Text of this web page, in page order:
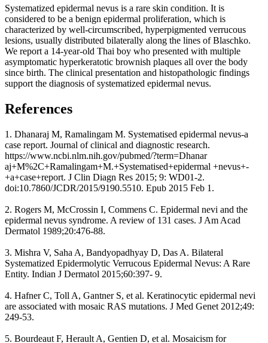
Systematized epidermal nevus is a rare skin condition. It is
considered to be a benign epidermal proliferation, which is
characterized by well-circumscribed, hyperpigmented verrucous
lesions, usually distributed bilaterally along the lines of Blaschko.
We report a 14-year-old Thai boy who presented with multiple
asymptomatic hyperkeratotic brownish plaques all over the body
since birth. The clinical presentation and histopathologic findings
support the diagnosis of systematized epidermal nevus.
References
1. Dhanaraj M, Ramalingam M. Systematised epidermal nevus-a
case report. Journal of clinical and diagnostic research.
https://www.ncbi.nlm.nih.gov/pubmed/?term=Dhanar
aj+M%2C+Ramalingam+M.+Systematised+epidermal +nevus+-
+a+case+report. J Clin Diagn Res 2015; 9: WD01-2.
doi:10.7860/JCDR/2015/9190.5510. Epub 2015 Feb 1.
2. Rogers M, McCrossin I, Commens C. Epidermal nevi and the
epidermal nevus syndrome. A review of 131 cases. J Am Acad
Dermatol 1989;20:476-88.
3. Mishra V, Saha A, Bandyopadhyay D, Das A. Bilateral
Systematized Epidermolytic Verrucous Epidermal Nevus: A Rare
Entity. Indian J Dermatol 2015;60:397- 9.
4. Hafner C, Toll A, Gantner S, et al. Keratinocytic epidermal nevi
are associated with mosaic RAS mutations. J Med Genet 2012;49:
249-53.
5. Bourdeaut F, Herault A, Gentien D, et al. Mosaicism for